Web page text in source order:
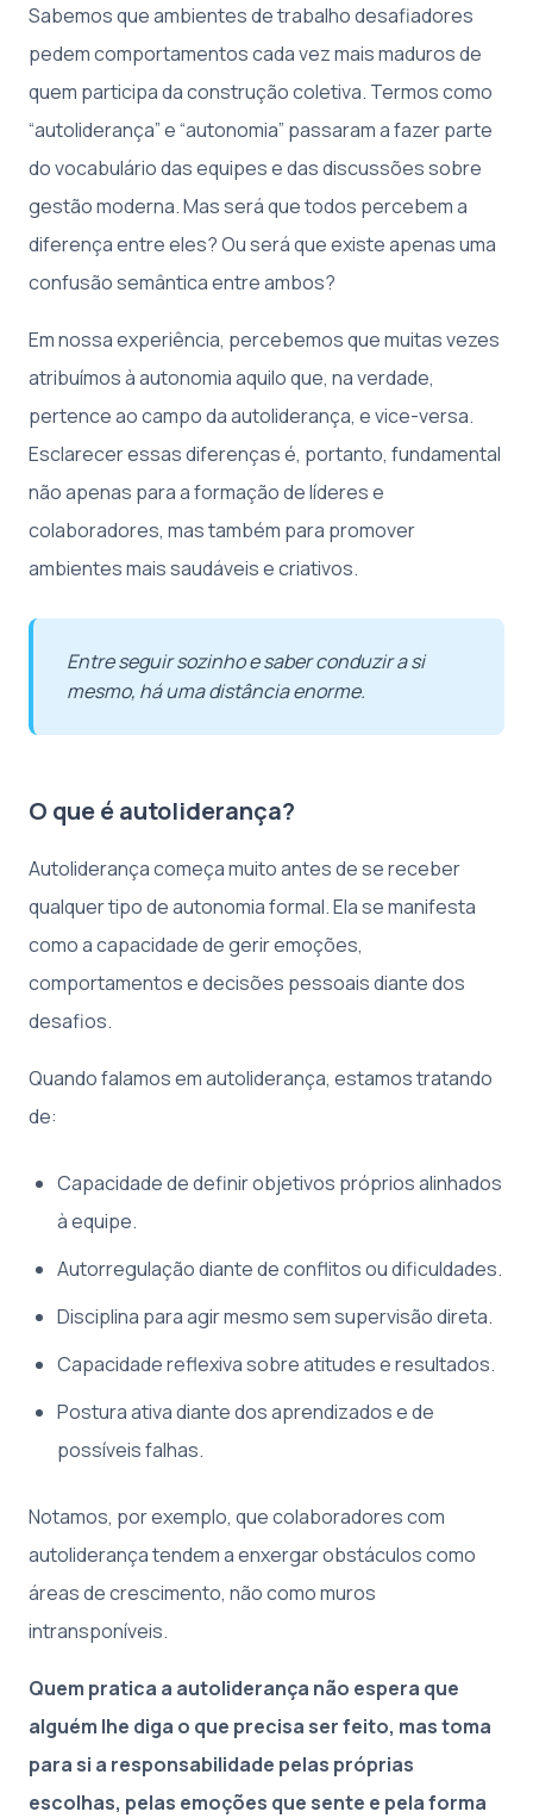
Sabemos que ambientes de trabalho desafiadores
pedem comportamentos cada vez mais maduros de
quem participa da construção coletiva. Termos como
“autoliderança” e “autonomia” passaram a fazer parte
do vocabulário das equipes e das discussões sobre
gestão moderna. Mas será que todos percebem a
diferença entre eles? Ou será que existe apenas uma
confusão semântica entre ambos?
Em nossa experiência, percebemos que muitas vezes
atribuímos à autonomia aquilo que, na verdade,
pertence ao campo da autoliderança, e vice-versa.
Esclarecer essas diferenças é, portanto, fundamental
não apenas para a formação de líderes e
colaboradores, mas também para promover
ambientes mais saudáveis e criativos.
Entre seguir sozinho e saber conduzir a si
mesmo, há uma distância enorme.
O que é autoliderança?
Autoliderança começa muito antes de se receber
qualquer tipo de autonomia formal. Ela se manifesta
como a capacidade de gerir emoções,
comportamentos e decisões pessoais diante dos
desafios.
Quando falamos em autoliderança, estamos tratando
de:
Capacidade de definir objetivos próprios alinhados
à equipe.
Autorregulação diante de conflitos ou dificuldades.
Disciplina para agir mesmo sem supervisão direta.
Capacidade reflexiva sobre atitudes e resultados.
Postura ativa diante dos aprendizados e de
possíveis falhas.
Notamos, por exemplo, que colaboradores com
autoliderança tendem a enxergar obstáculos como
áreas de crescimento, não como muros
intransponíveis.
Quem pratica a autoliderança não espera que
alguém lhe diga o que precisa ser feito, mas toma
para si a responsabilidade pelas próprias
escolhas, pelas emoções que sente e pela forma